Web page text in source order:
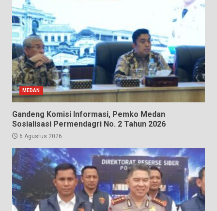
MEDAN
Gandeng Komisi Informasi, Pemko Medan
Sosialisasi Permendagri No. 2 Tahun 2026
6 Agustus 2026